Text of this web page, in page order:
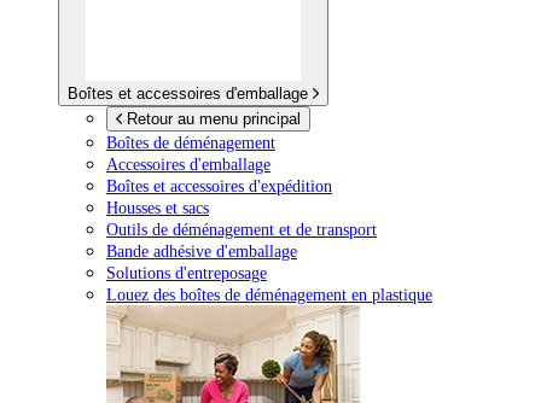
Boîtes et accessoires d'emballage
Retour au menu principal
Boîtes de déménagement
Accessoires d'emballage
Boîtes et accessoires d'expédition
Housses et sacs
Outils de déménagement et de transport
Bande adhésive d'emballage
Solutions d'entreposage
Louez des boîtes de déménagement en plastique